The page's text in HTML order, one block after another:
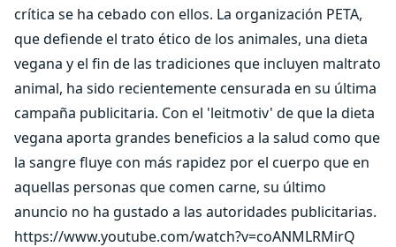
crítica se ha cebado con ellos. La organización PETA,
que defiende el trato ético de los animales, una dieta
vegana y el fin de las tradiciones que incluyen maltrato
animal, ha sido recientemente censurada en su última
campaña publicitaria. Con el 'leitmotiv' de que la dieta
vegana aporta grandes beneficios a la salud como que
la sangre fluye con más rapidez por el cuerpo que en
aquellas personas que comen carne, su último
anuncio no ha gustado a las autoridades publicitarias.
https://www.youtube.com/watch?v=coANMLRMirQ